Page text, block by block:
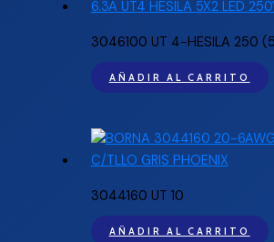
3046100 UT 4-HESILA 250
AÑADIR AL CARRITO
3044160 UT 10
AÑADIR AL CARRITO